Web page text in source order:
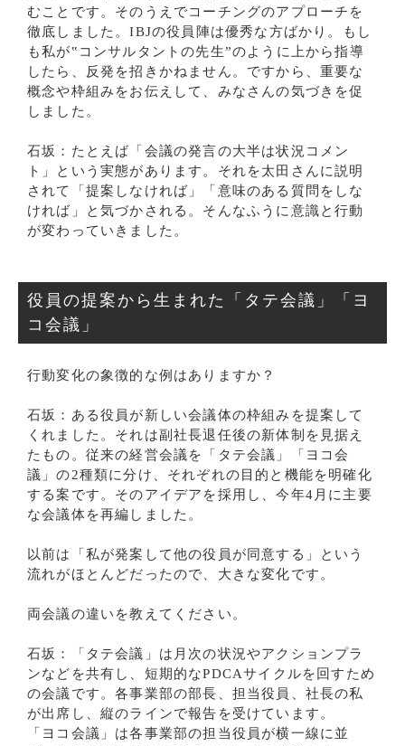
むことです。そのうえでコーチングのアプローチを
徹底しました。IBJの役員陣は優秀な方ばかり。もし
も私が‟コンサルタントの先生”のように上から指導
したら、反発を招きかねません。ですから、重要な
概念や枠組みをお伝えして、みなさんの気づきを促
しました。
石坂：たとえば「会議の発言の大半は状況コメン
ト」という実態があります。それを太田さんに説明
されて「提案しなければ」「意味のある質問をしな
ければ」と気づかされる。そんなふうに意識と行動
が変わっていきました。
役員の提案から生まれた「タテ会議」「ヨ
コ会議」
行動変化の象徴的な例はありますか？
石坂：ある役員が新しい会議体の枠組みを提案して
くれました。それは副社長退任後の新体制を見据え
たもの。従来の経営会議を「タテ会議」「ヨコ会
議」の2種類に分け、それぞれの目的と機能を明確化
する案です。そのアイデアを採用し、今年4月に主要
な会議体を再編しました。
以前は「私が発案して他の役員が同意する」という
流れがほとんどだったので、大きな変化です。
両会議の違いを教えてください。
石坂：「タテ会議」は月次の状況やアクションプラ
ンなどを共有し、短期的なPDCAサイクルを回すため
の会議です。各事業部の部長、担当役員、社長の私
が出席し、縦のラインで報告を受けています。
「ヨコ会議」は各事業部の担当役員が横一線に並